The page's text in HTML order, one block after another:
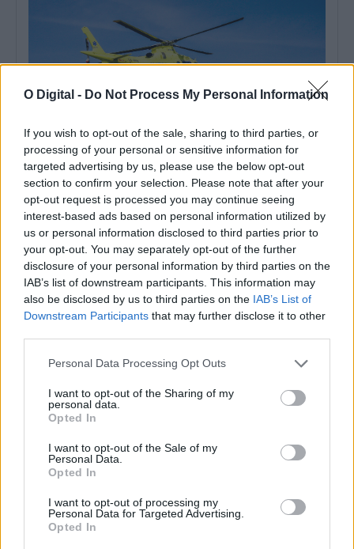
O Digital - Do Not Process My Personal Information
If you wish to opt-out of the sale, sharing to third parties, or
processing of your personal or sensitive information for
targeted advertising by us, please use the below opt-out
section to confirm your selection. Please note that after your
opt-out request is processed you may continue seeing
interest-based ads based on personal information utilized by
us or personal information disclosed to third parties prior to
your opt-out. You may separately opt-out of the further
disclosure of your personal information by third parties on the
IAB’s list of downstream participants. This information may
also be disclosed by us to third parties on the IAB’s List of
Downstream Participants that may further disclose it to other
Personal Data Processing Opt Outs
I want to opt-out of the Sharing of my
personal data.
Opted In
I want to opt-out of the Sale of my
Personal Data.
Opted In
I want to opt-out of processing my
Personal Data for Targeted Advertising.
Opted In
Reguengos de Monsaraz: Despiste de trotinete provoca um
ferido grave
Um despiste de uma trotinete teve lugar ao começo da noite
desta sexta-feira, dia...
8 Agosto, 2026 - 00:43
ASAE encerra dois restaurantes e zona de refeições de centro
A Autoridade de Segurança Alimentar e Económica (ASAE)
determinou a suspensão da atividade de...
8 Agosto, 2026 - 00:31